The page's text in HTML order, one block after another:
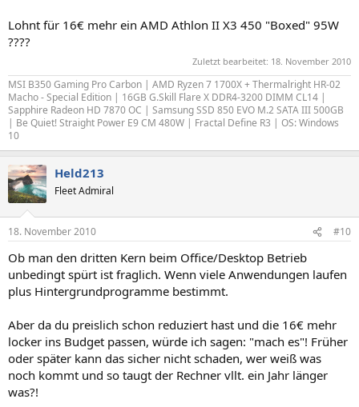
Lohnt für 16€ mehr ein AMD Athlon II X3 450 "Boxed" 95W
????
Zuletzt bearbeitet: 18. November 2010
MSI B350 Gaming Pro Carbon | AMD Ryzen 7 1700X + Thermalright HR-02
Macho - Special Edition | 16GB G.Skill Flare X DDR4-3200 DIMM CL14 |
Sapphire Radeon HD 7870 OC | Samsung SSD 850 EVO M.2 SATA III 500GB
| Be Quiet! Straight Power E9 CM 480W | Fractal Define R3 | OS: Windows
10
Held213
Fleet Admiral
18. November 2010 #10
Ob man den dritten Kern beim Office/Desktop Betrieb
unbedingt spürt ist fraglich. Wenn viele Anwendungen laufen
plus Hintergrundprogramme bestimmt.
Aber da du preislich schon reduziert hast und die 16€ mehr
locker ins Budget passen, würde ich sagen: "mach es"! Früher
oder später kann das sicher nicht schaden, wer weiß was
noch kommt und so taugt der Rechner vllt. ein Jahr länger
was?!